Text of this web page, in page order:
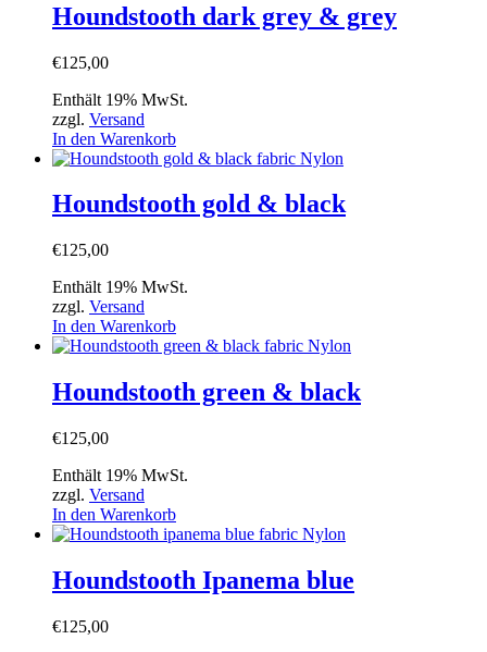
Houndstooth dark grey & grey
€125,00
Enthält 19% MwSt.
zzgl. Versand
In den Warenkorb
Houndstooth gold & black
€125,00
Enthält 19% MwSt.
zzgl. Versand
In den Warenkorb
Houndstooth green & black
€125,00
Enthält 19% MwSt.
zzgl. Versand
In den Warenkorb
Houndstooth Ipanema blue
€125,00